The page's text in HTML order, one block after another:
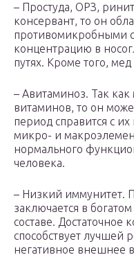
– Простуда, ОРЗ,
консервант, то он
противомикробными
концентрацию в
путях. Кроме того,
– Авитаминоз. Так
витаминов, то он
период справится с их
микро- и
нормального
человека.
– Низкий иммунитет.
заключается в
составе. Достаточное
способствует лучшей
негативное внешнее